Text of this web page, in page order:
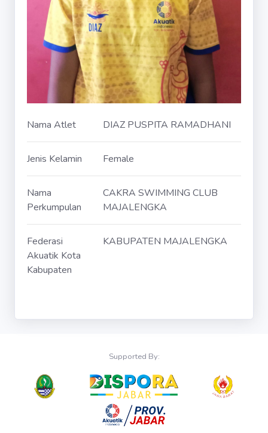
Nama Atlet DIAZ PUSPITA RAMADHANI
Jenis Kelamin Female
Nama
Perkumpulan
CAKRA SWIMMING CLUB
MAJALENGKA
Federasi
Akuatik Kota
Kabupaten
KABUPATEN MAJALENGKA
Supported By: